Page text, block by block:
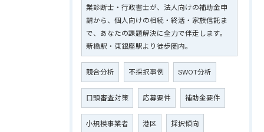
業診断士・行政書士が、法人向けの補助金申
請から、個人向けの相続・終活・家族信託ま
で、あなたの課題解決に全力で伴走します。
新橋駅・東銀座駅より徒歩圏内。
競合分析 不採択事例 SWOT分析
口頭審査対策 応募要件 補助金要件
小規模事業者 港区 採択傾向